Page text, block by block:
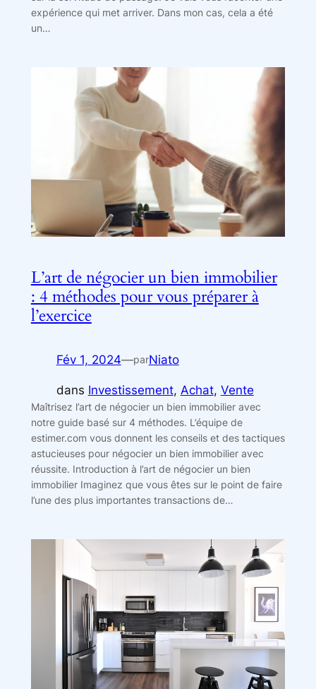
expérience qui met arriver. Dans mon cas, cela a été
un…
L’art de négocier un bien immobilier
: 4 méthodes pour vous préparer à
l’exercice
Fév 1, 2024—parNiato
dans Investissement, Achat, Vente
Maîtrisez l’art de négocier un bien immobilier avec
notre guide basé sur 4 méthodes. L’équipe de
estimer.com vous donnent les conseils et des tactiques
astucieuses pour négocier un bien immobilier avec
réussite. Introduction à l’art de négocier un bien
immobilier Imaginez que vous êtes sur le point de faire
l’une des plus importantes transactions de…